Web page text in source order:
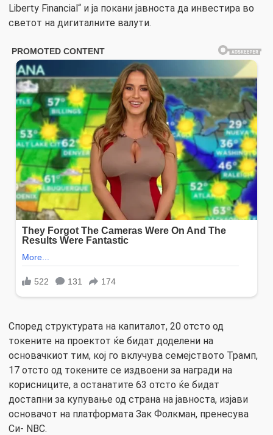
Liberty Financial“ и ја покани јавноста да инвестира во
светот на дигиталните валути.
Според структурата на капиталот, 20 отсто од
токените на проектот ќе бидат доделени на
основачкиот тим, кој го вклучува семејството Трамп,
17 отсто од токените се издвоени за награди на
корисниците, а останатите 63 отсто ќе бидат
достапни за купување од страна на јавноста, изјави
основачот на платформата Зак Фолкман, пренесува
Си- NBC.